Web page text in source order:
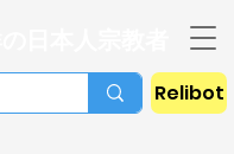
Relibot